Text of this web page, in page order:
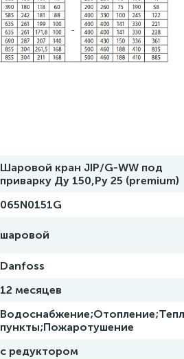
Шаровой кран JIP/G-WW под
приварку Ду 150,Ру 25 (premium)
065N0151G
шаровой
Danfoss
12 месяцев
пункты;Пожаротушение
с редуктором